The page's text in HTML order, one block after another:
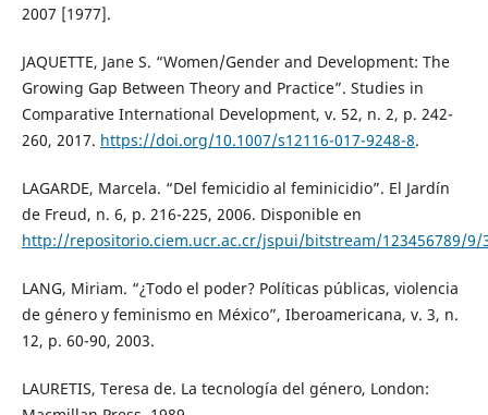
2007 [1977].
JAQUETTE, Jane S. “Women/Gender and Development: The
Growing Gap Between Theory and Practice”. Studies in
Comparative International Development, v. 52, n. 2, p. 242-
260, 2017. https://doi.org/10.1007/s12116-017-9248-8.
LAGARDE, Marcela. “Del femicidio al feminicidio”. El Jardín
de Freud, n. 6, p. 216-225, 2006. Disponible en
http://repositorio.ciem.ucr.ac.cr/jspui/bitstream/123456789/9/
LANG, Miriam. “¿Todo el poder? Políticas públicas, violencia
de género y feminismo en México”, Iberoamericana, v. 3, n.
12, p. 60-90, 2003.
LAURETIS, Teresa de. La tecnología del género, London: